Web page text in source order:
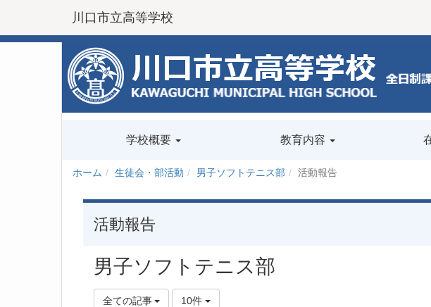
川口市立高等学校
学校概要 教育内容
ホーム 生徒会・部活動 男子ソフトテニス部 活動報告
活動報告
男子ソフトテニス部
全ての記事 10件